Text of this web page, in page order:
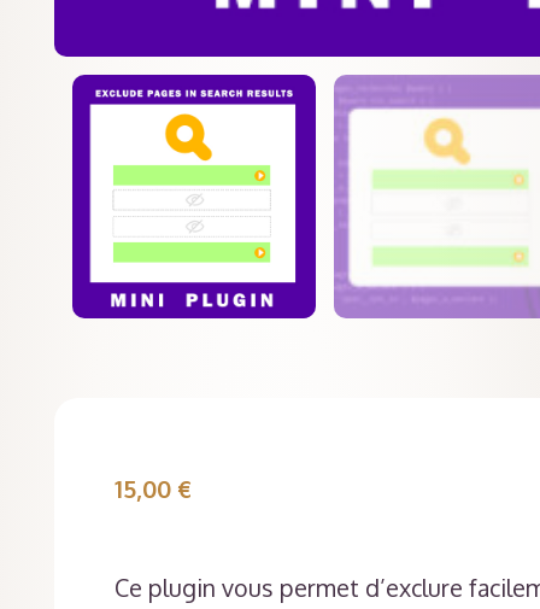
15,00 €
Ce plugin vous permet d’exclure